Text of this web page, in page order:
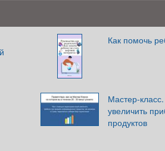
Как помочь
Мастер-
увеличить
продуктов